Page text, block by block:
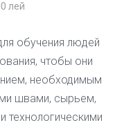
лей
обучения людей
чтобы они
необходимым
швами, сырьем,
технологическими